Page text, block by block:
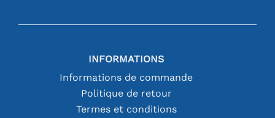
INFORMATIONS
Informations de commande
Politique de retour
Termes et conditions